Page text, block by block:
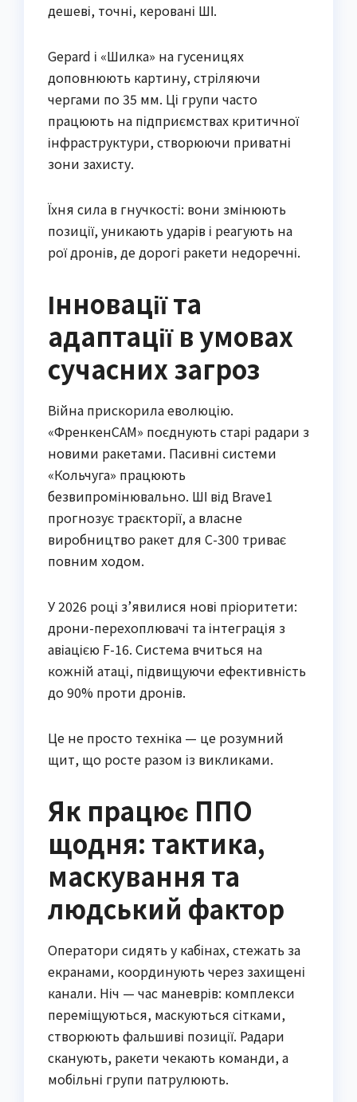
дешеві, точні, керовані ШІ.
Gepard і «Шилка» на гусеницях
доповнюють картину, стріляючи
чергами по 35 мм. Ці групи часто
працюють на підприємствах критичної
інфраструктури, створюючи приватні
зони захисту.
Їхня сила в гнучкості: вони змінюють
позиції, уникають ударів і реагують на
рої дронів, де дорогі ракети недоречні.
Інновації та
адаптації в умовах
сучасних загроз
Війна прискорила еволюцію.
«ФренкенСАМ» поєднують старі радари з
новими ракетами. Пасивні системи
«Кольчуга» працюють
безвипромінювально. ШІ від Brave1
прогнозує траєкторії, а власне
виробництво ракет для С-300 триває
повним ходом.
У 2026 році з’явилися нові пріоритети:
дрони-перехоплювачі та інтеграція з
авіацією F-16. Система вчиться на
кожній атаці, підвищуючи ефективність
до 90% проти дронів.
Це не просто техніка — це розумний
щит, що росте разом із викликами.
Як працює ППО
щодня: тактика,
маскування та
людський фактор
Оператори сидять у кабінах, стежать за
екранами, координують через захищені
канали. Ніч — час маневрів: комплекси
переміщуються, маскуються сітками,
створюють фальшиві позиції. Радари
сканують, ракети чекають команди, а
мобільні групи патрулюють.